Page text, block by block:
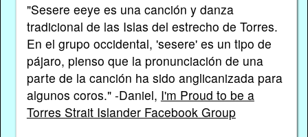
"Sesere eeye es una canción y danza
tradicional de las Islas del estrecho de Torres.
En el grupo occidental, 'sesere' es un tipo de
pájaro, pienso que la pronunciación de una
parte de la canción ha sido anglicanizada para
algunos coros." -Daniel, I'm Proud to be a
Torres Strait Islander Facebook Group